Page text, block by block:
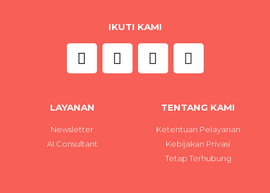
IKUTI KAMI
LAYANAN
Newsletter
AI Consultant
TENTANG KAMI
Ketentuan Pelayanan
Kebijakan Privasi
Tetap Terhubung